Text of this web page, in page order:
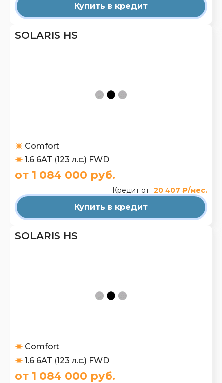
Купить в кредит
SOLARIS HS
Comfort
1.6 6AT (123 л.с.) FWD
от 1 084 000 руб.
Кредит от 20 407 ₽/мес.
Купить в кредит
SOLARIS HS
Comfort
1.6 6AT (123 л.с.) FWD
от 1 084 000 руб.